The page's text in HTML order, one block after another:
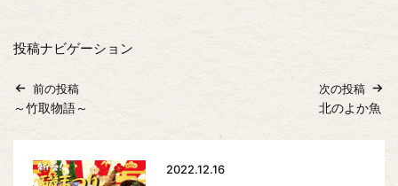
投稿ナビゲーション
前の投稿
～竹取物語～
次の投稿
北のよか魚
2022.12.16